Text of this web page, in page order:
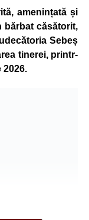
amenințată și
bărbat căsătorit,
Sebeș
tinerei, printr-